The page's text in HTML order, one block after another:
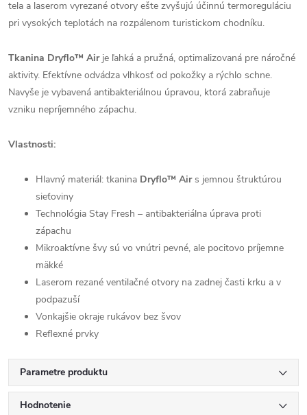
tela a laserom vyrezané otvory ešte zvyšujú účinnú termoreguláciu
pri vysokých teplotách na rozpálenom turistickom chodníku.
Tkanina Dryflo™ Air je ľahká a pružná, optimalizovaná pre náročné
aktivity. Efektívne odvádza vlhkosť od pokožky a rýchlo schne.
Navyše je vybavená antibakteriálnou úpravou, ktorá zabraňuje
vzniku nepríjemného zápachu.
Vlastnosti:
Hlavný materiál: tkanina Dryflo™ Airs jemnou štruktúrou
sieťoviny
Technológia Stay Fresh – antibakteriálna úprava proti
zápachu
Mikroaktívne švy sú vo vnútri pevné, ale pocitovo príjemne
mäkké
Laserom rezané ventilačné otvory na zadnej časti krku a v
podpazuší
Vonkajšie okraje rukávov bez švov
Reflexné prvky
Parametre produktu
Hodnotenie